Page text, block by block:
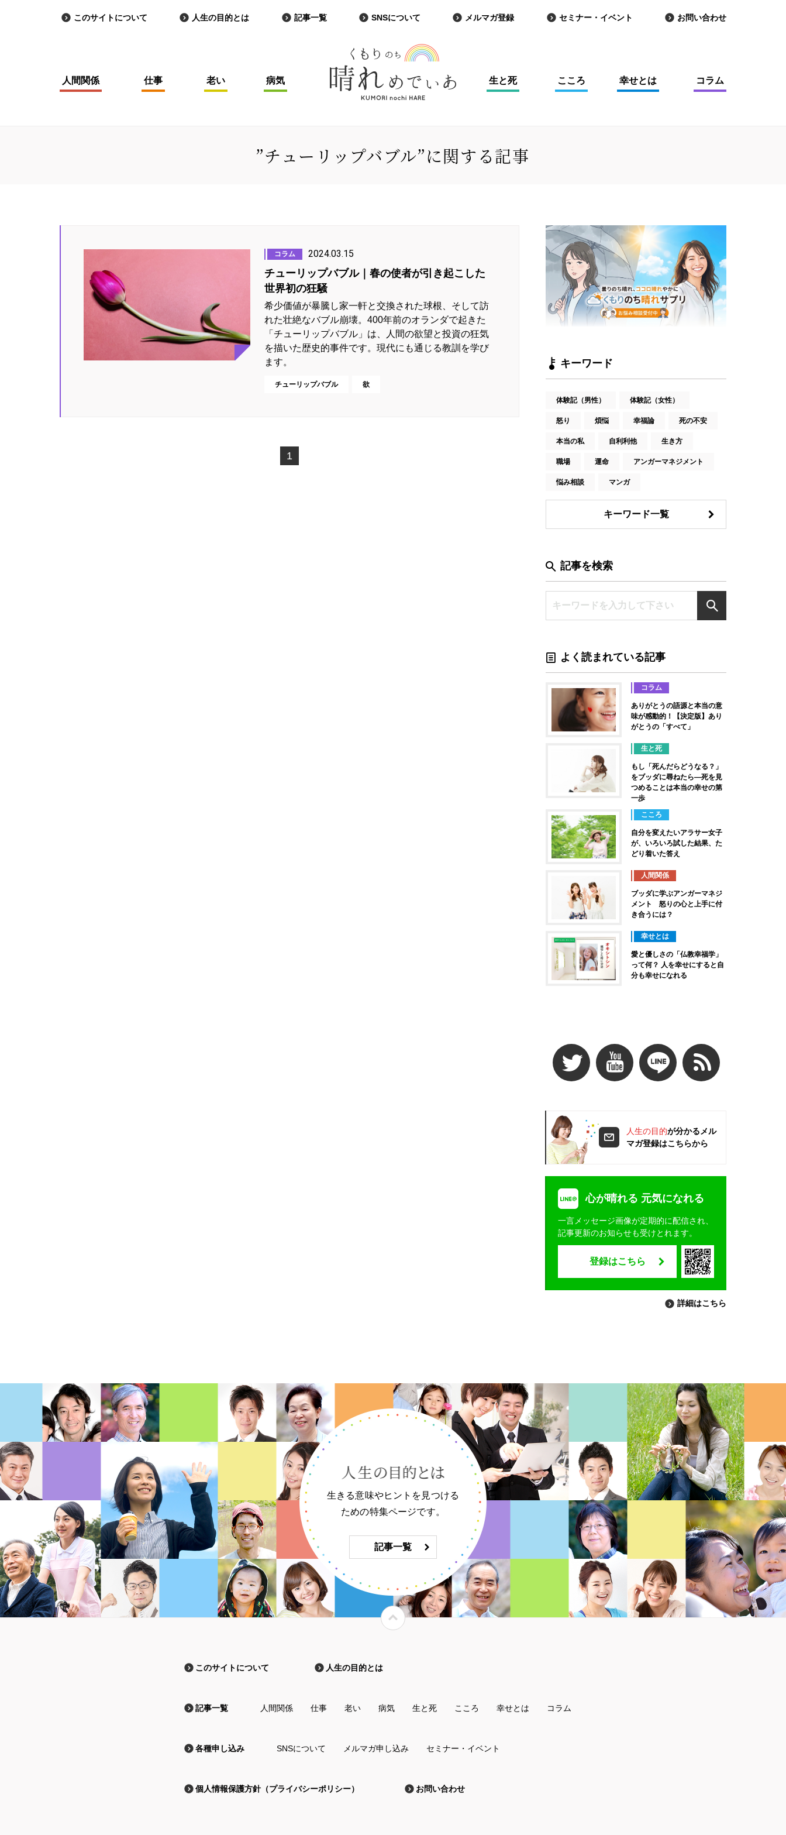
このサイトについて 人生の目的とは 記事一覧 SNSについて メルマガ登録 セミナー・イベント お問い合わせ
人間関係 仕事 老い 病気 生と死 こころ 幸せとは コラム
”チューリップバブル”に関する記事
コラム 2024.03.15
チューリップバブル｜春の使者が引き起こした
世界初の狂騒
希少価値が暴騰し家一軒と交換された球根、そして訪
れた壮絶なバブル崩壊。400年前のオランダで起きた
「チューリップバブル」は、人間の欲望と投資の狂気
を描いた歴史的事件です。現代にも通じる教訓を学び
ます。
チューリップバブル 欲
1
キーワード
体験記（男性） 体験記（女性）
怒り 煩悩 幸福論 死の不安
本当の私 自利利他 生き方
職場 運命 アンガーマネジメント
悩み相談 マンガ
キーワード一覧
記事を検索
よく読まれている記事
コラム
ありがとうの語源と本当の意
味が感動的！【決定版】あり
がとうの「すべて」
生と死
もし「死んだらどうなる？」
をブッダに尋ねたら―死を見
つめることは本当の幸せの第
一歩
こころ
自分を変えたいアラサー女子
が、いろいろ試した結果、た
どり着いた答え
人間関係
ブッダに学ぶアンガーマネジ
メント 怒りの心と上手に付
き合うには？
幸せとは
愛と優しさの「仏教幸福学」
って何？ 人を幸せにすると自
分も幸せになれる
人生の目的が分かるメル
マガ登録はこちらから
心が晴れる 元気になれる
一言メッセージ画像が定期的に配信され、
記事更新のお知らせも受けとれます。
登録はこちら
詳細はこちら
生きる意味やヒントを見つける
ための特集ページです。
記事一覧
このサイトについて 人生の目的とは
記事一覧 人間関係 仕事 老い 病気 生と死 こころ 幸せとは コラム
各種申し込み SNSについて メルマガ申し込み セミナー・イベント
個人情報保護方針（プライバシーポリシー） お問い合わせ